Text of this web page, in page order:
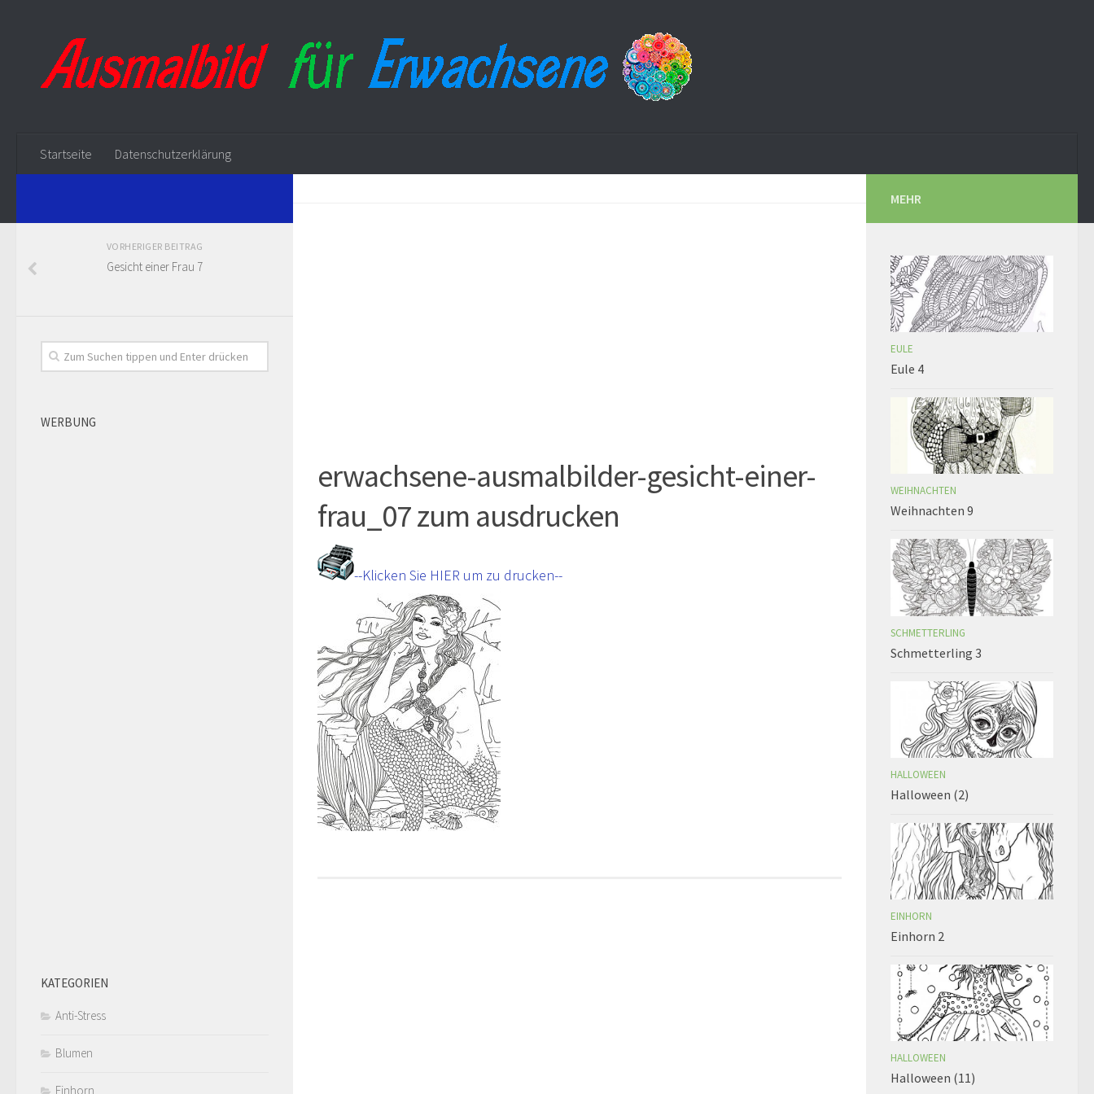
Startseite Datenschutzerklärung
erwachsene-ausmalbilder-gesicht-einer-
frau_07 zum ausdrucken
--Klicken Sie HIER um zu drucken--
VORHERIGER BEITRAG
Gesicht einer Frau 7
WERBUNG
KATEGORIEN
Anti-Stress
Blumen
Einhorn
MEHR
EULE
Eule 4
WEIHNACHTEN
Weihnachten 9
SCHMETTERLING
Schmetterling 3
HALLOWEEN
Halloween (2)
EINHORN
Einhorn 2
HALLOWEEN
Halloween (11)